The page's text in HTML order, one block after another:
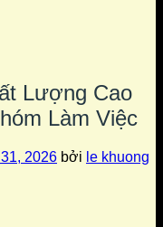
Lượng Cao
Làm Việc
2026 bởi le khuong